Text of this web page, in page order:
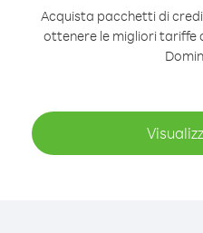
Acquista pacchetti di
ottenere le migliori tariffe